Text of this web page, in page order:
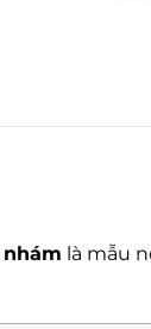
nhám là mẫu